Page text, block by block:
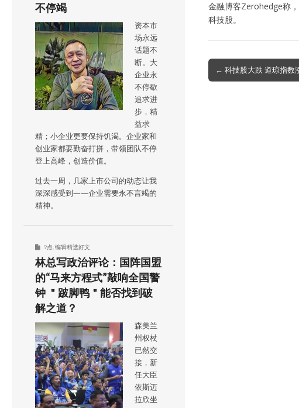
金融博客Zerohedge称
科技股。
Post
navigation
← 科技股大跌 道琼指数
不停竭
资本市
场永远
话题不
断。大
企业永
不停歇
追求进
步，精
益求
精；小企业更要保持饥渴。企业家和
创业家都要勤奋打拼，带领团队不停
登上高峰，创造价值。
过去一周，几家上市公司的动态让我
深深感受到——企业需要永不言竭的
精神。
9点 编辑精选好文
林总写政治评论：国阵国盟
的“马来方程式”敲响全国警
钟 ＂跛脚鸭＂能否找到破
解之道？
森美兰
州权杖
已然交
接，新
任大臣
依斯迈
拉欣坐